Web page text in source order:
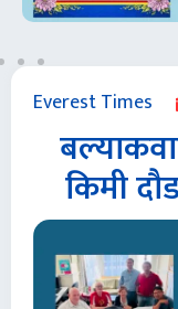
Everest Times
किमी